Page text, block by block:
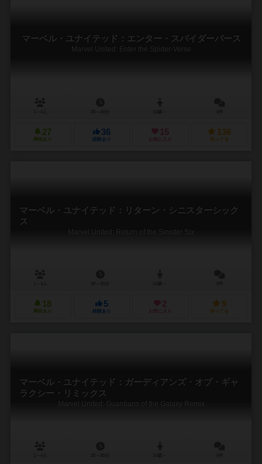
マーベル・ユナイテッド：エンター・スパイダーバース
Marvel United: Enter the Spider-Verse
27
興味あり
36
経験あり
15
お気に入り
136
持ってる
マーベル・ユナイテッド：リターン・シニスターシック
ス
Marvel United: Return of the Sinister Six
18
興味あり
5
経験あり
2
お気に入り
9
持ってる
マーベル・ユナイテッド：ガーディアンズ・オブ・ギャ
ラクシー・リミックス
Marvel United: Guardians of the Galaxy Remix